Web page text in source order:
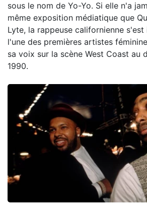
sous le nom de Yo-Yo. Si elle n'a
même exposition médiatique que
Lyte, la rappeuse californienne
l'une des premières artistes
sa voix sur la scène West Coast au
1990.